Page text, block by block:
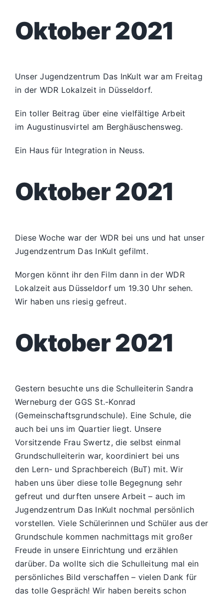
Oktober 2021
Unser Jugendzentrum Das InKult war am Freitag
in der WDR Lokalzeit in Düsseldorf.
Ein toller Beitrag über eine vielfältige Arbeit
im Augustinusvirtel am Berghäuschensweg.
Ein Haus für Integration in Neuss.
Oktober 2021
Diese Woche war der WDR bei uns und hat unser
Jugendzentrum Das InKult gefilmt.
Morgen könnt ihr den Film dann in der WDR
Lokalzeit aus Düsseldorf um 19.30 Uhr sehen.
Wir haben uns riesig gefreut.
Oktober 2021
Gestern besuchte uns die Schulleiterin Sandra
Werneburg der GGS St.-Konrad
(Gemeinschaftsgrundschule). Eine Schule, die
auch bei uns im Quartier liegt. Unsere
Vorsitzende Frau Swertz, die selbst einmal
Grundschulleiterin war, koordiniert bei uns
den Lern- und Sprachbereich (BuT) mit. Wir
haben uns über diese tolle Begegnung sehr
gefreut und durften unsere Arbeit – auch im
Jugendzentrum Das InKult nochmal persönlich
vorstellen. Viele Schülerinnen und Schüler aus der
Grundschule kommen nachmittags mit großer
Freude in unsere Einrichtung und erzählen
darüber. Da wollte sich die Schulleitung mal ein
persönliches Bild verschaffen – vielen Dank für
das tolle Gespräch! Wir haben bereits schon